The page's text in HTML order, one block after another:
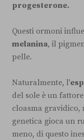
progesterone.
Questi ormoni
melanina, il
pelle.
Naturalmente, l'
del sole è un
cloasma gravidico,
genetica gioca un
meno, di questo